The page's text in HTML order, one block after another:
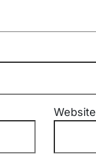
Website